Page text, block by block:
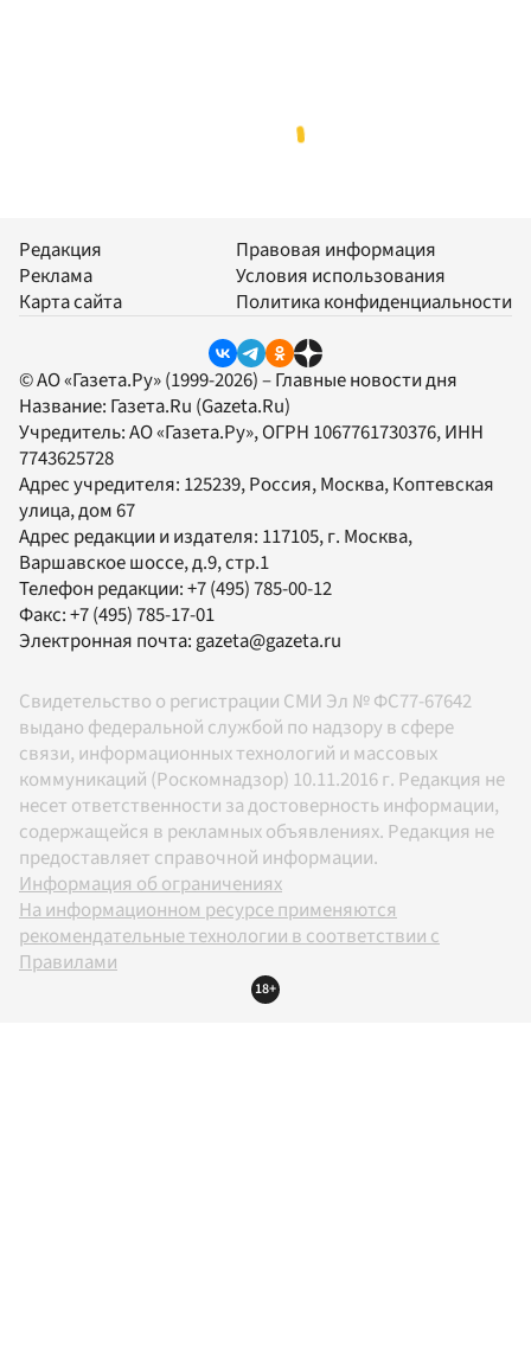
Редакция
Реклама
Карта сайта
Правовая информация
Условия использования
Политика конфиденциальности
© АО «Газета.Ру» (1999-2026) – Главные новости дня
Название: Газета.Ru (Gazeta.Ru)
Учредитель:АО «Газета.Ру», ОГРН 1067761730376, ИНН
7743625728
Адрес учредителя: 125239, Россия, Москва, Коптевская
улица, дом 67
Адрес редакции и издателя: 117105, г. Москва,
Варшавское шоссе, д.9, стр.1
Телефон редакции:+7 (495) 785-00-12
Факс:+7 (495) 785-17-01
Электронная почта:gazeta@gazeta.ru
Свидетельство о регистрации СМИ Эл № ФС77-67642
выдано федеральной службой по надзору в сфере
связи, информационных технологий и массовых
коммуникаций (Роскомнадзор) 10.11.2016 г. Редакция не
несет ответственности за достоверность информации,
содержащейся в рекламных объявлениях. Редакция не
предоставляет справочной информации.
Информация об ограничениях
На информационном ресурсе применяются
рекомендательные технологии в соответствии с
Правилами
18+